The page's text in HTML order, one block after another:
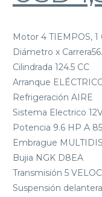
Motor 4 TIEMPOS,
Diámetro x
Cilindrada 124.5 CC
Arranque
Refrigeración AIRE
Sistema Electrico
Potencia 9.6 HP A
Embrague
Bujia NGK D8EA
Transmisión 5
Suspensión